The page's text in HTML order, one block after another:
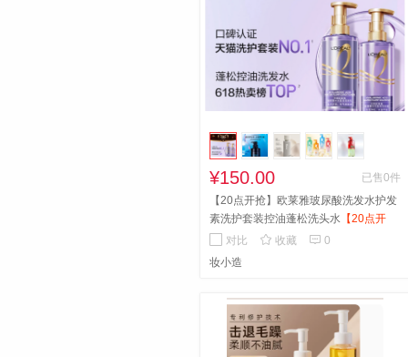
¥150.00
已售0件
【20点开抢】欧莱雅玻尿酸洗发水护发
素洗护套装控油蓬松洗头水 【20点开
抢】欧莱雅玻尿酸洗发水护发素洗护套
装控油蓬松洗头水
对比  收藏  0
妆小造